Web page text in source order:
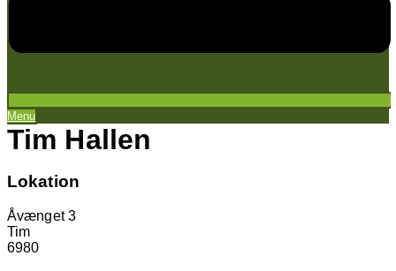
Menu
Tim Hallen
Lokation
Åvænget 3
Tim
6980